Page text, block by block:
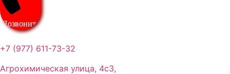
Позвонить
+7 (977) 611-73-32
Агрохимическая улица, 4с3,